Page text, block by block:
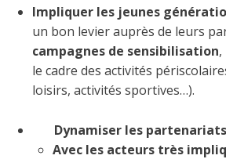
Impliquer les jeunes
un bon levier auprès de leurs
campagnes de sensibilisation
le cadre des activités
loisirs, activités sportives…).
Dynamiser les
Avec les acteurs très